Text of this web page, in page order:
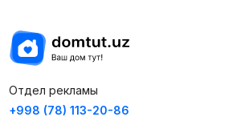
Отдел рекламы
+998 (78) 113-20-86